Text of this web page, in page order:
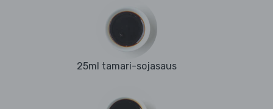
25ml tamari-sojasaus